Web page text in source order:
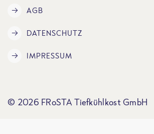
AGB
DATENSCHUTZ
IMPRESSUM
© 2026 FRoSTA Tiefkühlkost GmbH